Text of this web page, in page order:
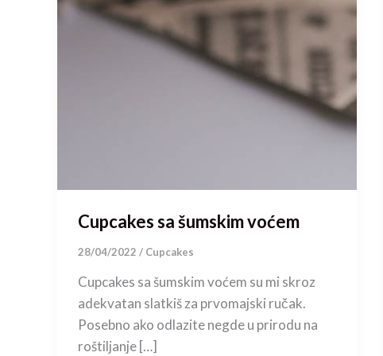
Cupcakes sa šumskim voćem
28/04/2022 / Cupcakes
Cupcakes sa šumskim voćem su mi skroz
adekvatan slatkiš za prvomajski ručak.
Posebno ako odlazite negde u prirodu na
roštiljanje […]